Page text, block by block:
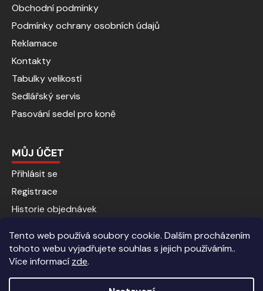
Tento web používá soubory cookie. Dalším procházením
tohoto webu vyjadřujete souhlas s jejich používáním..
Více informací zde.
Obchodní podmínky
Podmínky ochrany osobních údajů
Reklamace
Kontakty
Tabulky velikostí
Sedlářský servis
Pasování sedel pro koně
MŮJ ÚČET
Přihlásit se
Registrace
Historie objednávek